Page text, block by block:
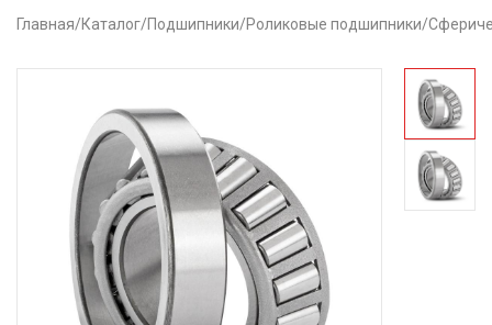
Главная/Каталог/Подшипники/Роликовые подшипники/